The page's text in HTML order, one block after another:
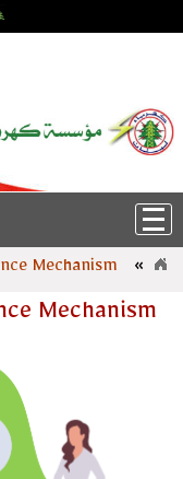
»
Mechanism
Mechanism